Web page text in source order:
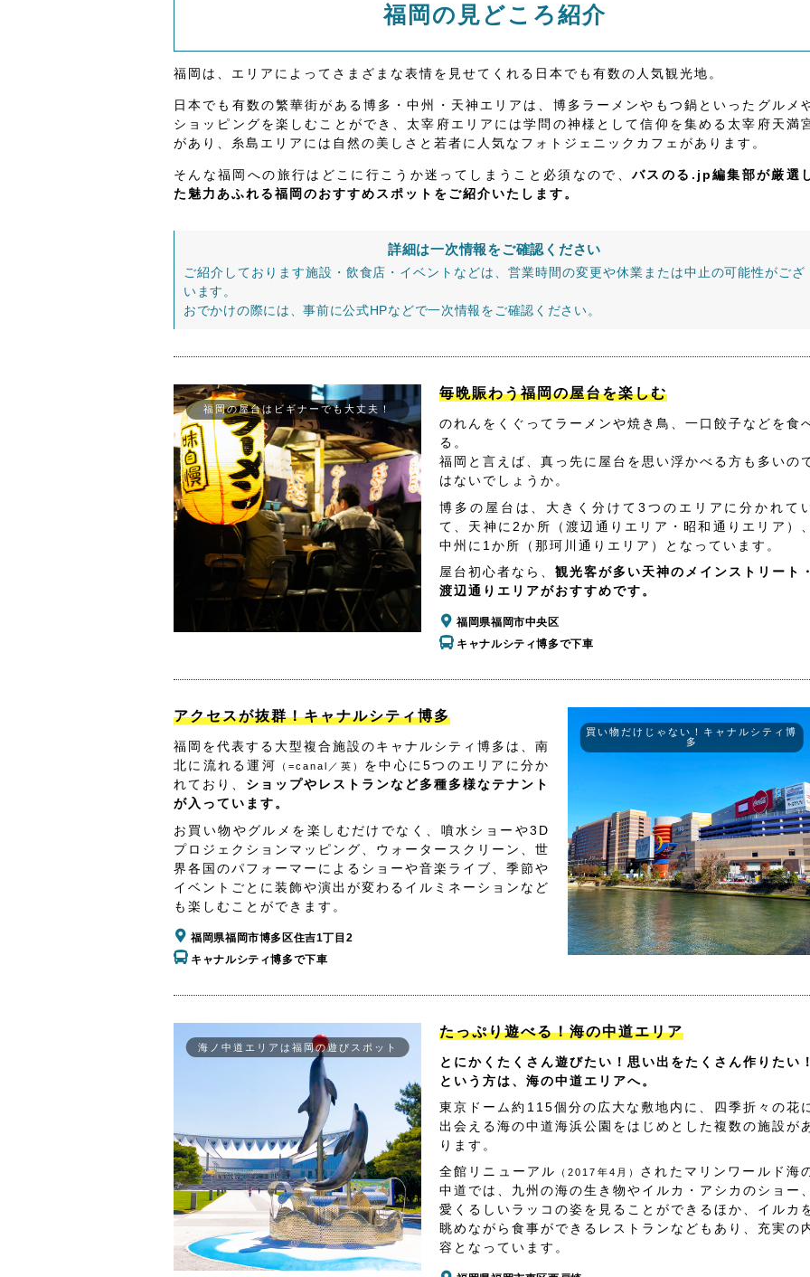
福岡の見どころ紹介
福岡は、エリアによってさまざまな表情を見せてくれる日本でも有数の人気観光地。
日本でも有数の繁華街がある博多・中州・天神エリアは、博多ラーメンやもつ鍋といったグルメ
ショッピングを楽しむことができ、太宰府エリアには学問の神様として信仰を集める太宰府天満
があり、糸島エリアには自然の美しさと若者に人気なフォトジェニックカフェがあります。
そんな福岡への旅行はどこに行こうか迷ってしまうこと必須なので、バスのる.jp編集部が厳選
た魅力あふれる福岡のおすすめスポットをご紹介いたします。
詳細は一次情報をご確認ください
ご紹介しております施設・飲食店・イベントなどは、営業時間の変更や休業または中止の可能性がござ
います。
おでかけの際には、事前に公式HPなどで一次情報をご確認ください。
福岡の屋台はビギナーでも大丈夫！
毎晩賑わう福岡の屋台を楽しむ
のれんをくぐってラーメンや焼き鳥、一口餃子などを食
る。
福岡と言えば、真っ先に屋台を思い浮かべる方も多いの
はないでしょうか。
博多の屋台は、大きく分けて3つのエリアに分かれて
て、天神に2か所（渡辺通りエリア・昭和通りエリア）
中州に1か所（那珂川通りエリア）となっています。
屋台初心者なら、 観光客が多い天神のメインストリート
渡辺通りエリアがおすすめです。
福岡県福岡市中央区
キャナルシティ博多で下車
アクセスが抜群！キャナルシティ博多
福岡を代表する大型複合施設のキャナルシティ博多は、南
北に流れる運河
（=canal／英） を中心に5つのエリアに分か
れており、 ショップやレストランなど多種多様なテナント
が入っています。
お買い物やグルメを楽しむだけでなく、噴水ショーや3D
プロジェクションマッピング、ウォータースクリーン、世
界各国のパフォーマーによるショーや音楽ライブ、季節や
イベントごとに装飾や演出が変わるイルミネーションなど
も楽しむことができます。
福岡県福岡市博多区住吉1丁目2
キャナルシティ博多で下車
買い物だけじゃない！キャナルシティ博
多
海ノ中道エリアは福岡の遊びスポット
たっぷり遊べる！海の中道エリア
とにかくたくさん遊びたい！思い出をたくさん作りたい
という方は、海の中道エリアへ。
東京ドーム約115個分の広大な敷地内に、四季折々の花
出会える海の中道海浜公園をはじめとした複数の施設が
ります。
全館リニューアル
（2017年4月） されたマリンワールド海
中道では、九州の海の生き物やイルカ・アシカのショー
愛くるしいラッコの姿を見ることができるほか、イルカ
眺めながら食事ができるレストランなどもあり、充実の
容となっています。